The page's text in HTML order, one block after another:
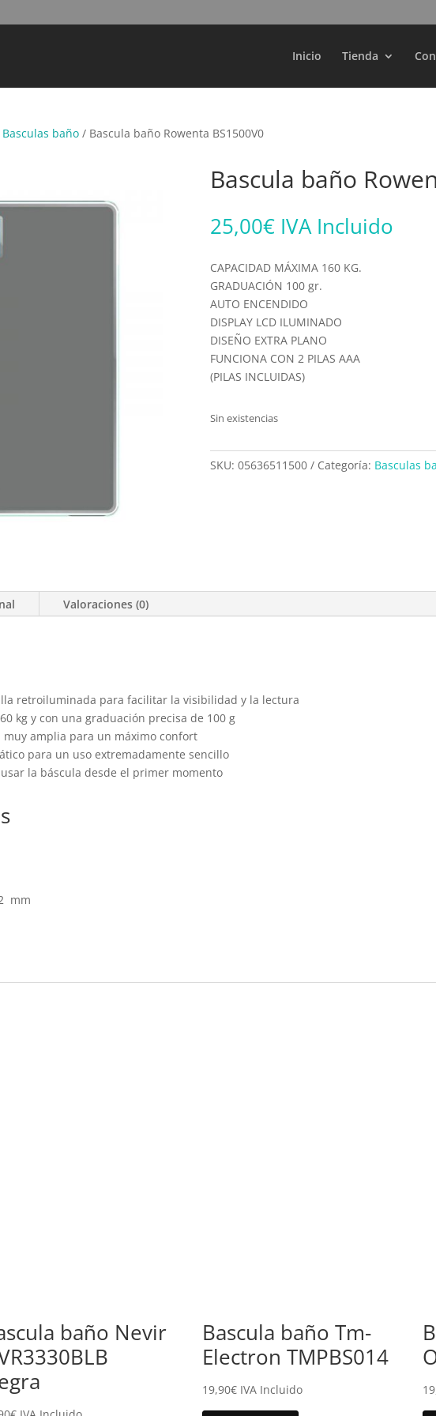
Inicio Tienda
Búsqueda
productos
Basculas baño / Bascula baño Rowenta BS1500V0
Bascula baño
25,00€ IVA Incluido
CAPACIDAD MÁXIMA 160 KG.
GRADUACIÓN 100 gr.
AUTO ENCENDIDO
DISPLAY LCD ILUMINADO
DISEÑO EXTRA PLANO
FUNCIONA CON 2 PILAS AAA
(PILAS INCLUIDAS)
Sin existencias
SKU: 05636511500 Categoría: Basculas
Valoraciones (0)
retroiluminada para facilitar la visibilidad y la lectura
kg y con una graduación precisa de 100 g
amplia para un máximo confort
para un uso extremadamente sencillo
la báscula desde el primer momento
mm
baño Nevir
Bascula baño Tm-
Electron TMPBS014
19,90€ IVA Incluido